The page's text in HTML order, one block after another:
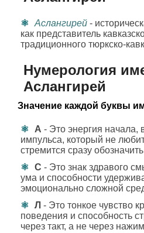
Аслангирей -
как представитель
традиционного тюркско-
Нумерология
Аслангирей
Значение каждой буквы
А - Это энергия начала,
импульса, который не
стремится сразу
С - Это знак здравого
ума и способности
эмоционально сложной
Л - Это тонкое чувство
поведения и способность
через такт, а не через